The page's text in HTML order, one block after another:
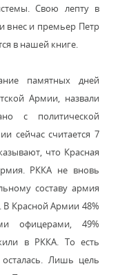
Свою лепту в
внес и премьер Петр
в нашей книге.
памятных дней
Армии, назвали
с политической
сейчас считается 7
что Красная
РККА не вновь
составу армия
В Красной Армии 48%
офицерами, 49%
в РККА. То есть
Лишь цель